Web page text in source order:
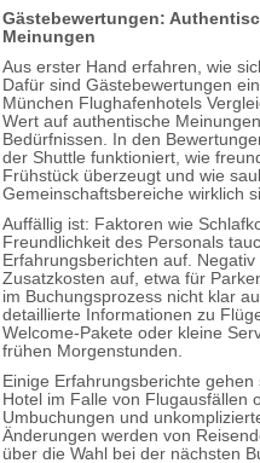
Gästebewertungen:
Meinungen
Aus erster Hand erfahren, wie
Dafür sind Gästebewertungen
München Flughafenhotels
Wert auf authentische
Bedürfnissen. In den
der Shuttle funktioniert, wie
Frühstück überzeugt und wie
Gemeinschaftsbereiche wirklich
Auffällig ist: Faktoren wie
Freundlichkeit des Personals
Erfahrungsberichten auf.
Zusatzkosten auf, etwa für
im Buchungsprozess nicht klar
detaillierte Informationen zu
Welcome-Pakete oder kleine
frühen Morgenstunden.
Einige Erfahrungsberichte
Hotel im Falle von Flugausfällen
Umbuchungen und
Änderungen werden von
über die Wahl bei der nächsten